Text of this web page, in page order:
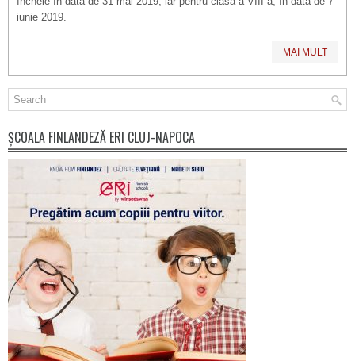
iunie 2019.
MAI MULT
ȘCOALA FINLANDEZĂ ERI CLUJ-NAPOCA